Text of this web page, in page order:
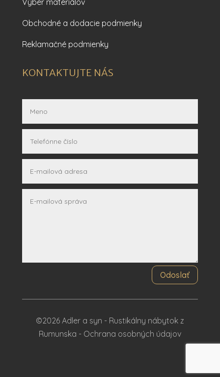
Výber materiálov
Obchodné a dodacie podmienky
Reklamačné podmienky
KONTAKTUJTE NÁS
Odoslať
©2026 Adler a syn - Rustikálny nábytok z
Rumunska - Ochrana osobných údajov